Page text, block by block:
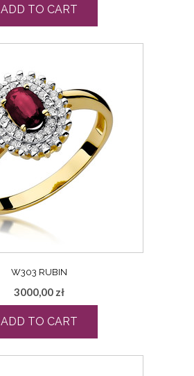
ADD TO CART
W303 RUBIN
3000,00 zł
ADD TO CART